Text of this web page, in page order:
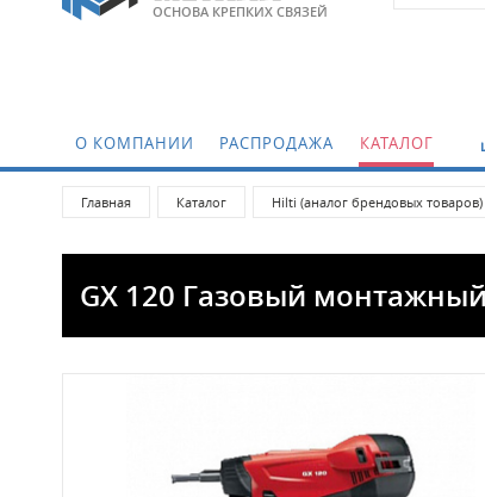
ОСНОВА КРЕПКИХ СВЯЗЕЙ
О КОМПАНИИ РАСПРОДАЖА КАТАЛОГ
Главная Каталог Hilti (аналог брендовых товаров)
GX 120 Газовый